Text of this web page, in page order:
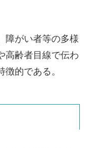
障がい者等の多様
高齢者目線で伝わ
的である。